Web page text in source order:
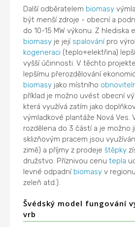
Další odběratelem biomasy
být menší zdroje - obecní a
do 10-15 MW výkonu. Z
biomasy je její spalovánípro
kogeneraci (teplo+elektřina)
vyšší účinnosti. V těchto
lepšímu přerozdělování
biomasy jako místního
příklad je možno uvést obecní
která využívá zatím jako
výmladkové plantáže Nová Ves.
rozdělena do 3 částí a je možno
sklizňovým pracem jsou
zimě) a příjmy z prodeještěpky
družstvo. Příznivou cenutepla
levné odpadní biomasy v
zeleň atd.).
Švédský model fungování
vrb